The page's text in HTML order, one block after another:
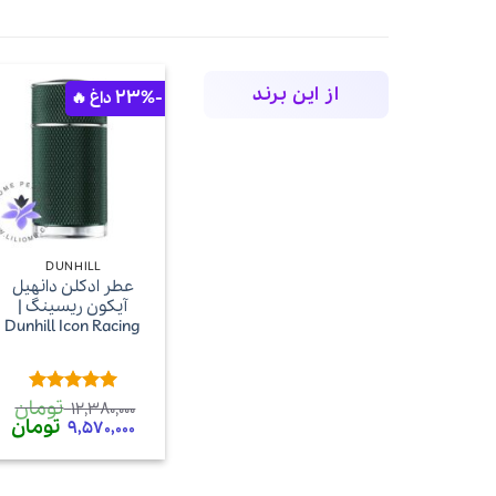
از این برند -23%
DUNHILL
عطر ادکلن دانهیل
آیکون ریسینگ |
Dunhill Icon Racing
امتیاز5از
12,380,000 تومان
قیمت
اصلی
12,380,000 تومان
9,570,000 تومان